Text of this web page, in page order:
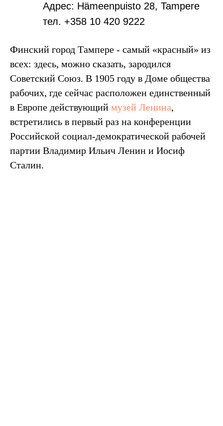
Адрес: Hämeenpuisto 28, Tampere
тел. +358 10 420 9222
Финский город Тампере - самый «красный» из
всех: здесь, можно сказать, зародился
Советский Союз. В 1905 году в Доме общества
рабочих, где сейчас расположен единственный
в Европе действующий музей Ленина,
встретились в первый раз на конференции
Российской социал-демократической рабочей
партии Владимир Ильич Ленин и Иосиф
Сталин.